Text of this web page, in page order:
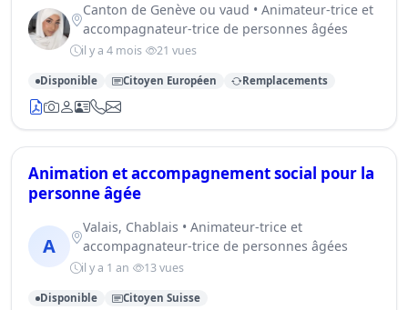
Canton de Genève ou vaud • Animateur-trice et
accompagnateur-trice de personnes âgées
il y a 4 mois 21 vues
Disponible Citoyen Européen Remplacements
Animation et accompagnement social pour la
personne âgée
A
Valais, Chablais • Animateur-trice et
accompagnateur-trice de personnes âgées
il y a 1 an 13 vues
Disponible Citoyen Suisse